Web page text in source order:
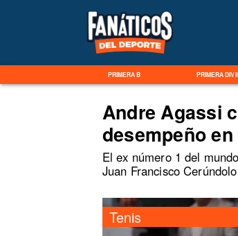
PRIMERA B PRIMERA
Tenis
Andre Agassi
desempeño
El ex número 1 del
Juan Francisco